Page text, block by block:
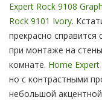
Expert Rock 9108
Rock 9101 Ivory.
прекрасно справится
при монтаже на
комнате. Home
но с контрастными
небольшой